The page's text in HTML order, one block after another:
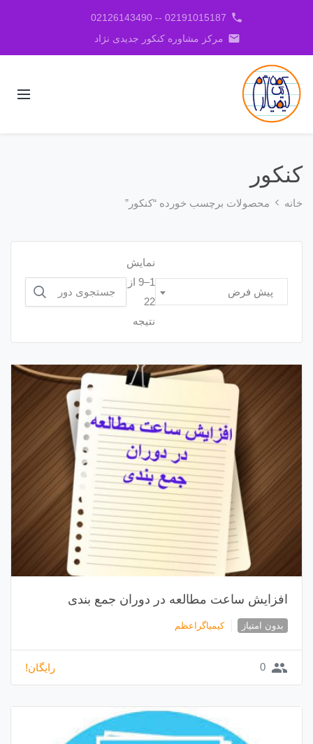
phone
02191015187 -- 02126143490
email مرکز مشاوره کنکور جدیدی نژاد
کنکور
خانه محصولات برچسب خورده “کنکور”
پیش فرض
نمایش
1–9 از
22
نتیجه
برای:
افزایش ساعت مطالعه در دوران جمع بندی
بدون امتیاز کیمیاگراعظم
group
0 رایگان!